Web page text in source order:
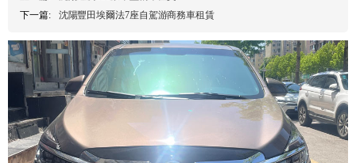
下一篇:
沈陽豐田埃爾法7座自駕游商務車租賃